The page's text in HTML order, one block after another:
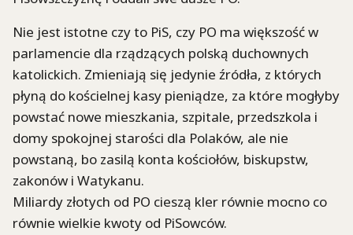
Nie jest istotne czy to PiS, czy PO ma większość w
parlamencie dla rządzących polską duchownych
katolickich. Zmieniają się jedynie źródła, z których
płyną do kościelnej kasy pieniądze, za które mogłyby
powstać nowe mieszkania, szpitale, przedszkola i
domy spokojnej starości dla Polaków, ale nie
powstaną, bo zasilą konta kościołów, biskupstw,
zakonów i Watykanu.
Miliardy złotych od PO cieszą kler równie mocno co
równie wielkie kwoty od PiSowców.